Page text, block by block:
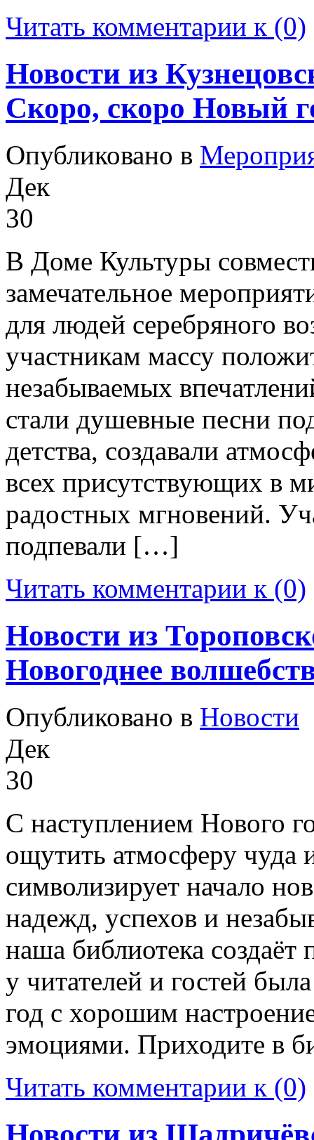
Читать комментарии к (0)
Новости из
Скоро, скоро Новый
Опубликовано в
Дек
30
В Доме Культуры
замечательное
для людей серебряного
участникам массу
незабываемых
стали душевные песни
детства, создавали
всех присутствующих в
радостных мгновений.
подпевали […]
Читать комментарии к (0)
Новости из
Новогоднее
Опубликовано в Новости
Дек
30
С наступлением Нового
ощутить атмосферу чуда
символизирует начало
надежд, успехов и
наша библиотека
у читателей и гостей
год с хорошим
эмоциями. Приходите в
Читать комментарии к (0)